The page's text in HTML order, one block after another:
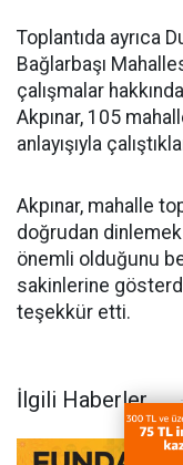
Toplantıda ayrıca
Bağlarbaşı
çalışmalar
Akpınar, 105
anlayışıyla
Akpınar, mahalle
doğrudan
önemli olduğunu
sakinlerine
teşekkür etti.
İlgili Haberler